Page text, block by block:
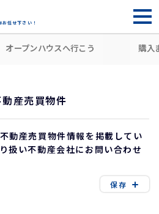
任せ下さい！
福岡市博多区
オープンハウスへ行こう 購入
産売買物件
動産売買物件情報を掲載してい
扱い不動産会社にお問い合わせ
保存